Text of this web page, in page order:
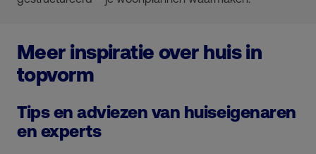
Meer inspiratie over huis in
topvorm
Tips en adviezen van huiseigenaren
en experts